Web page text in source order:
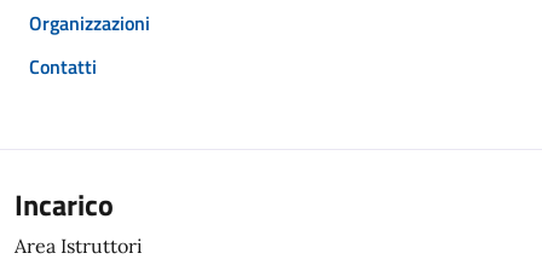
Organizzazioni
Contatti
Incarico
Area Istruttori